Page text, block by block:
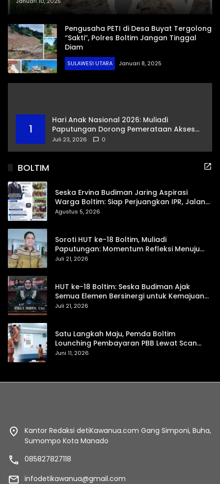
Pengusaha PETI di Desa Buyat Tergolong
“Sakti”, Polres Boltim Jangan Tinggal
Diam
SULAWESI UTARA Januari 8, 2025
1
Hari Anak Nasional 2026: Muliadi
Paputungan Dorong Pemerataan Akses
Pendidikan dan Proteksi Digital Anak Sulut
Juli 23, 2026 0
BOLTIM
Seska Ervina Budiman Jaring Aspirasi
Warga Boltim: Siap Perjuangkan IPR, Jalan
Trans, hingga Pemasaran UMKM
Agustus 5, 2026
Soroti HUT ke-18 Boltim, Muliadi
Paputungan: Momentum Refleksi Menuju
Daerah Mandiri dan Berdaya Saing
Juli 21, 2026
HUT ke-18 Boltim: Seska Budiman Ajak
Semua Elemen Bersinergi untuk Kemajuan
Daerah
Juli 21, 2026
Satu Langkah Maju, Pemda Boltim
Lounching Pembayaran PBB Lewat Scan
Qris
Juni 11, 2026
Kantor Redaksi detiKawanua.com Gang Simponi, Buha,
Sumompo Kota Manado
085827827118
infodetikawanua@gmail.com